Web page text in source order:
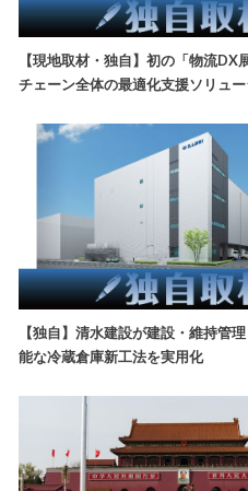
【現地取材・独自】初の「物流DX
チェーン全体の最適化支援ソリュ
【独自】清水建設が建設・維持管
能な冷蔵倉庫新工法を実用化